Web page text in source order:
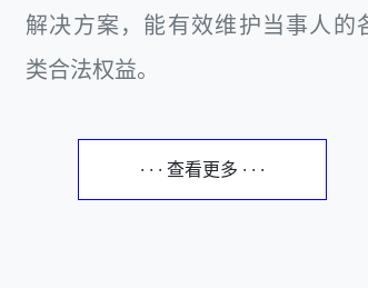
解决方案，能有效维护当事人的
类合法权益。
· · · 查看更多 · · ·